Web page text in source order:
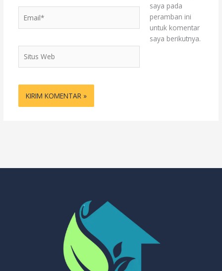
Web
saya pada
peramban ini
untuk komentar
saya berikutnya.